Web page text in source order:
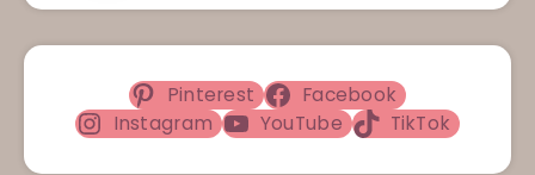
Pinterest
Facebook
Instagram
YouTube TikTok